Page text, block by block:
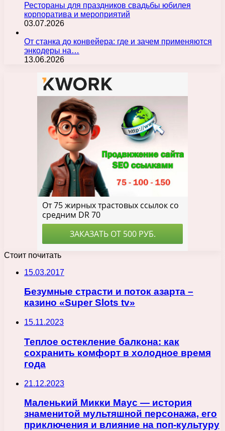
Рестораны для праздников свадьбы юбилея
корпоратива и мероприятий
03.07.2026
От станка до конвейера: где и зачем применяются
энкодеры на…
13.06.2026
Стоит почитать
15.03.2017
Безумные страсти и поток азарта –
казино «Super Slots tv»
15.11.2023
Теплое остекление балкона: как
сохранить комфорт в холодное время
года
21.12.2023
Маленький Микки Маус — история
знаменитой мультяшной персонажа, его
приключения и влияние на поп-культуру